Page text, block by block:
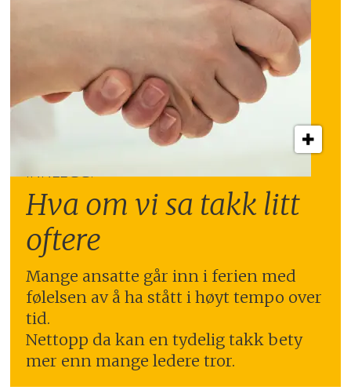
INNLEGG:
Hva om vi sa takk litt
oftere
Mange ansatte går inn i ferien med
følelsen av å ha stått i høyt tempo over
tid.
Nettopp da kan en tydelig takk bety
mer enn mange ledere tror.